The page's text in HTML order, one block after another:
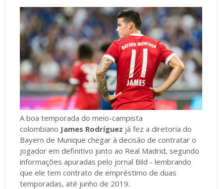
A boa temporada do meio-campista
colombiano James Rodríguez já fez a diretoria do
Bayern de Munique chegar à decisão de contratar o
jogador em definitivo junto ao Real Madrid, segundo
informações apuradas pelo jornal Bild - lembrando
que ele tem contrato de empréstimo de duas
temporadas, até junho de 2019.